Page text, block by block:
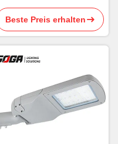
Gemeinschafts150w LED im
Freien
Beste Preis erhalten